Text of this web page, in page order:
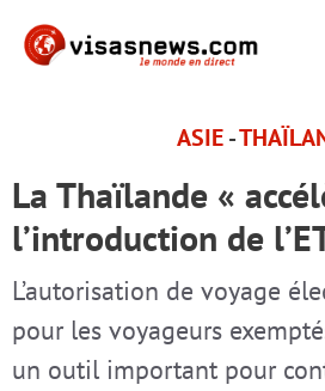
Aller
ASIE-
La Thaïlande «
l’introduction de
L’autorisation de voyage
pour les voyageurs
un outil important pour